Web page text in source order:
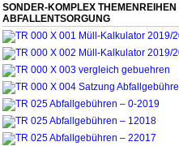
SONDER-KOMPLEX THEMENREIHEN
ABFALLENTSORGUNG